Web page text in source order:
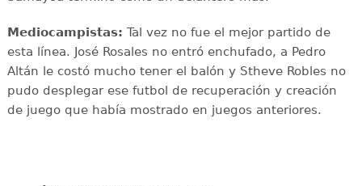
Mediocampistas: Tal vez no fue el mejor partido de
esta línea. José Rosales no entró enchufado, a Pedro
Altán le costó mucho tener el balón y Stheve Robles no
pudo desplegar ese futbol de recuperación y creación
de juego que había mostrado en juegos anteriores.